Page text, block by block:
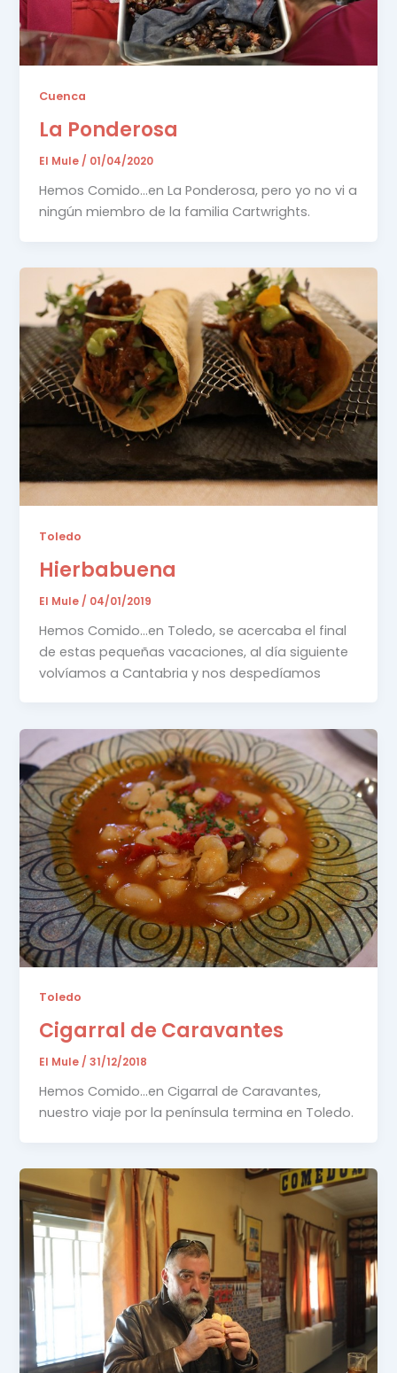
Cuenca
La Ponderosa
El Mule / 01/04/2020
Hemos Comido…en La Ponderosa, pero yo no vi a
ningún miembro de la familia Cartwrights.
Toledo
Hierbabuena
El Mule / 04/01/2019
Hemos Comido…en Toledo, se acercaba el final
de estas pequeñas vacaciones, al día siguiente
volvíamos a Cantabria y nos despedíamos
Toledo
Cigarral de Caravantes
El Mule/31/12/2018
Hemos Comido…en Cigarral de Caravantes,
nuestro viaje por la península termina en Toledo.